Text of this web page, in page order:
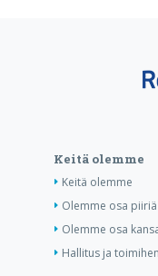
Keitä olemme
Keitä olemme
Olemme osa
Olemme osa
Hallitus ja